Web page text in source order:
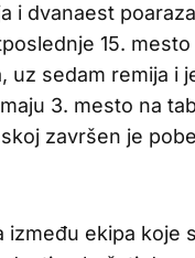
i dvanaest
15. mesto
uz sedam remija i
3. mesto na
završen je
ekipa koje